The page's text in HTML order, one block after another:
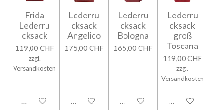
Frida
Lederru
cksack
119,00 CHF
zzgl.
Versandkosten
In den Warenkorb
Lederru
cksack
Angelico
175,00 CHF
In den Warenkorb
Lederru
cksack
Bologna
165,00 CHF
In den Warenkorb
Lederru
cksack
groß
Toscana
119,00 CHF
zzgl.
Versandkosten
In den